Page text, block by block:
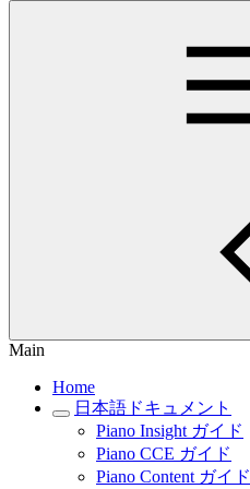
Main
Home
日本語ドキュメント
Piano Insight ガイド
Piano CCE ガイド
Piano Content ガイド